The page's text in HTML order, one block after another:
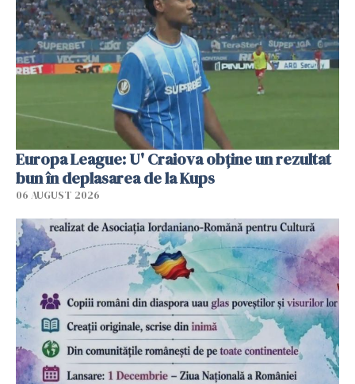
Europa League: U' Craiova obține un rezultat
bun în deplasarea de la Kups
06 AUGUST 2026